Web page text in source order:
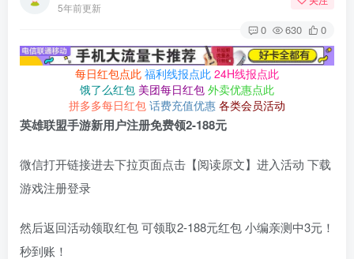
5年前更新
0 630 0
每日红包点此 福利线报点此 24H线报点此
饿了么红包 美团每日红包 外卖优惠点此
拼多多每日红包 话费充值优惠 各类会员活动
英雄联盟手游新用户注册免费领2-188元
微信打开链接进去下拉页面点击【阅读原文】进入活动 下载
游戏注册登录
然后返回活动领取红包 可领取2-188元红包 小编亲测中3元！
秒到账！